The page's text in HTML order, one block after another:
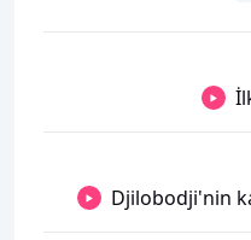
Djilobodji'nin